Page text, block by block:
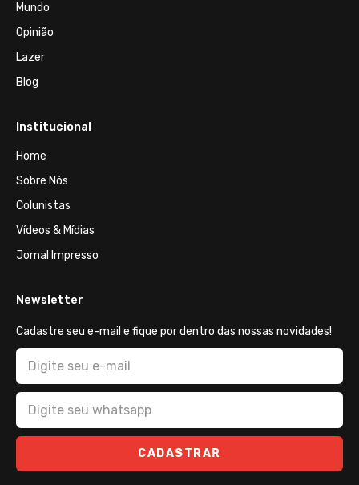
Mundo
Opinião
Lazer
Blog
Institucional
Home
Sobre Nós
Colunistas
Vídeos & Mídias
Jornal Impresso
Newsletter
Cadastre seu e-mail e fique por dentro das nossas novidades!
CADASTRAR